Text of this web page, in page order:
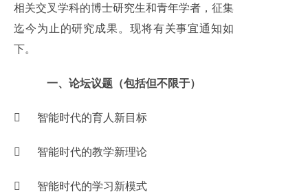
相关交叉学科的博士研究生和青年学者，征集
迄今为止的研究成果。现将有关事宜通知如
下。
一、论坛议题（包括但不限于）
 智能时代的育人新目标
 智能时代的教学新理论
 智能时代的学习新模式